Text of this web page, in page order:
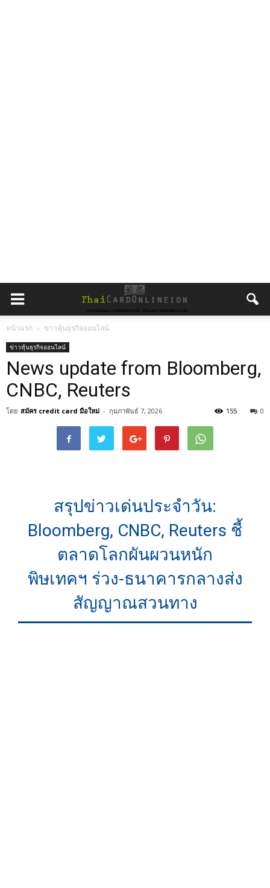
หน้าแรก ข่าวหุ้นธุรกิจออนไลน์
ข่าวหุ้นธุรกิจออนไลน์
News update from Bloomberg,
CNBC, Reuters
โดย สมัคร credit card มือใหม่ - กุมภาพันธ์ 7, 2026 0
155
สรุปข่าวเด่นประจำวัน:
Bloomberg, CNBC, Reuters ชี้
ตลาดโลกผันผวนหนัก
พิษเทคฯ ร่วง-ธนาคารกลางส่ง
สัญญาณสวนทาง